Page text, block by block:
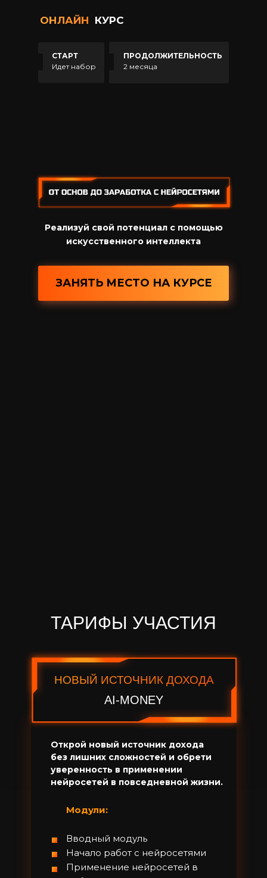
Реализуй свой потенциал с помощью
искусственного интеллекта
ОНЛАЙН
ПРОДОЛЖИТЕЛЬНОСТЬ
2 месяца
СТАРТ
Идет набор
КУРС
ЗАНЯТЬ МЕСТО НА КУРСЕ
ТАРИФЫ УЧАСТИЯ
НОВЫЙ ИСТОЧНИК ДОХОДА
AI-MONEY
Открой новый источник дохода
без лишних сложностей и обрети
уверенность в применении
нейросетей в повседневной жизни.
Модули:
Вводный модуль
Начало работ с нейросетями
Применение нейросетей в